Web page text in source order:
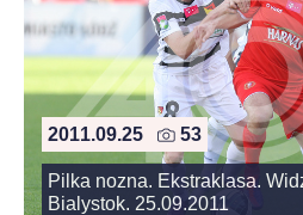
2011.09.25 53
Pilka nozna. Ekstraklasa.
Bialystok. 25.09.2011